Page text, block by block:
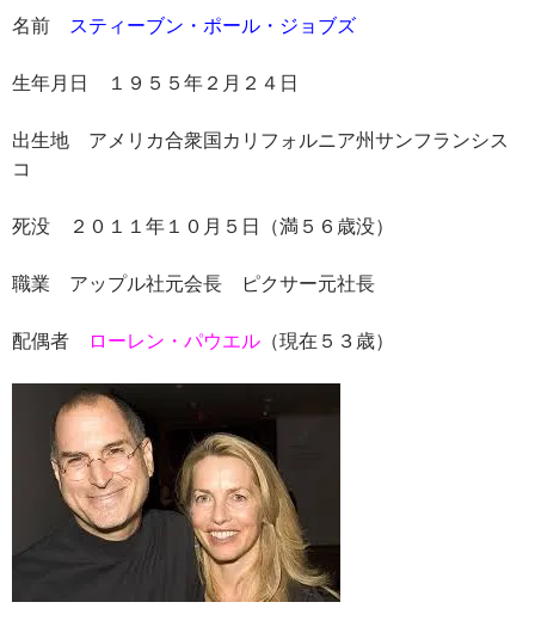
名前 スティーブン・ポール・ジョブズ
生年月日 １９５５年２月２４日
出生地 アメリカ合衆国カリフォルニア州サンフランシス
コ
死没 ２０１１年１０月５日（満５６歳没）
職業 アップル社元会長 ピクサー元社長
配偶者 ローレン・パウエル （現在５３歳）